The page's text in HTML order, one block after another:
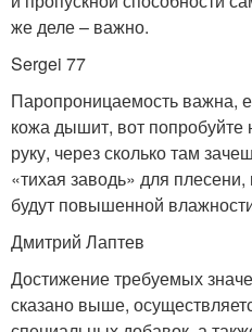
же деле – важно.
Sergei 77
Паропроницаемость важна,
кожа дышит, вот попробуйте
руку, через сколько там
«тихая заводь» для
будут повышенной
Дмитрий Лаптев
Достижение требуемых
сказано выше,